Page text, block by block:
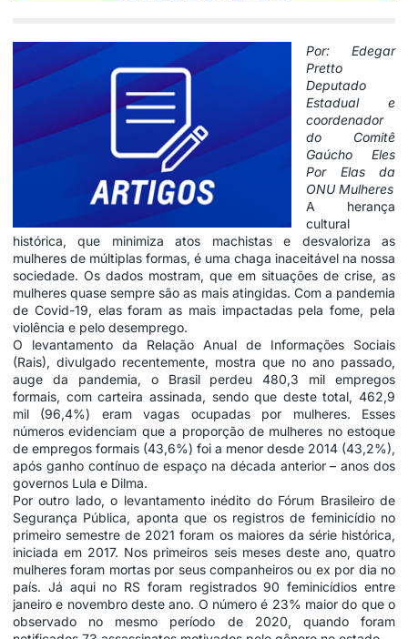
Por: Edegar
Pretto
Deputado
Estadual e
coordenador
do Comitê
Gaúcho Eles
Por Elas da
ONU Mulheres
A herança
cultural
histórica, que minimiza atos machistas e desvaloriza as
mulheres de múltiplas formas, é uma chaga inaceitável na nossa
sociedade. Os dados mostram, que em situações de crise, as
mulheres quase sempre são as mais atingidas. Com a pandemia
de Covid-19, elas foram as mais impactadas pela fome, pela
violência e pelo desemprego.
O levantamento da Relação Anual de Informações Sociais
(Rais), divulgado recentemente, mostra que no ano passado,
auge da pandemia, o Brasil perdeu 480,3 mil empregos
formais, com carteira assinada, sendo que deste total, 462,9
mil (96,4%) eram vagas ocupadas por mulheres. Esses
números evidenciam que a proporção de mulheres no estoque
de empregos formais (43,6%) foi a menor desde 2014 (43,2%),
após ganho contínuo de espaço na década anterior – anos dos
governos Lula e Dilma.
Por outro lado, o levantamento inédito do Fórum Brasileiro de
Segurança Pública, aponta que os registros de feminicídio no
primeiro semestre de 2021 foram os maiores da série histórica,
iniciada em 2017. Nos primeiros seis meses deste ano, quatro
mulheres foram mortas por seus companheiros ou ex por dia no
país. Já aqui no RS foram registrados 90 feminicídios entre
janeiro e novembro deste ano. O número é 23% maior do que o
observado no mesmo período de 2020, quando foram